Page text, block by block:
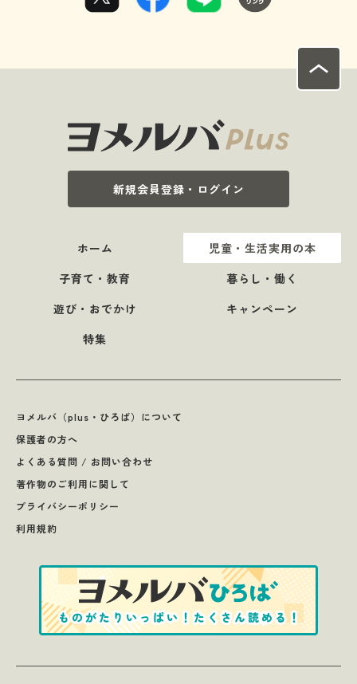
新規会員登録・ログイン
ホーム
児童・生活実用の本
子育て・教育
暮らし・働く
遊び・おでかけ
キャンペーン
特集
ヨメルバ（plus・ひろば）について
保護者の方へ
よくある質問 / お問い合わせ
著作物のご利用に関して
プライバシーポリシー
利用規約